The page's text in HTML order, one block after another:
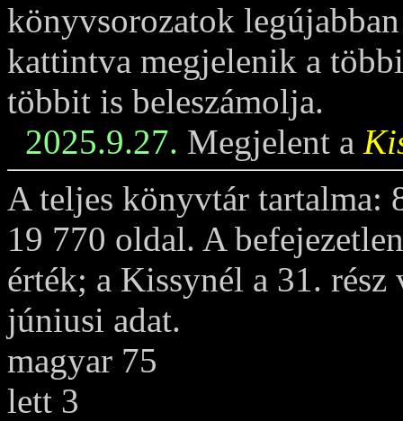
könyvsorozatok
kattintva megjelenik a
többit is beleszámolja.
2025.9.27. Megjelent a
A teljes könyvtár tartalma:
19 770 oldal. A
érték; a Kissynél a 31.
júniusi adat.
magyar 75
lett 3